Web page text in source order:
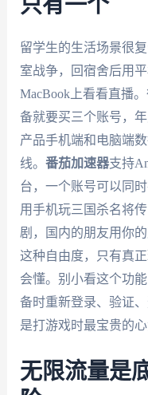
只有一个
留学生的生活场景很
室战争，回宿舍后用
MacBook上看看直播
备就要买三个账号，
产品手机端和电脑端
线。 番茄加速器支持
台，一个账号可以同
用手机玩三国杀名将
剧，国内的朋友用你
这种自由度，只有真
会懂。别小看这个功
备时重新登录、验证
是打游戏时最宝贵的心
无限流量是